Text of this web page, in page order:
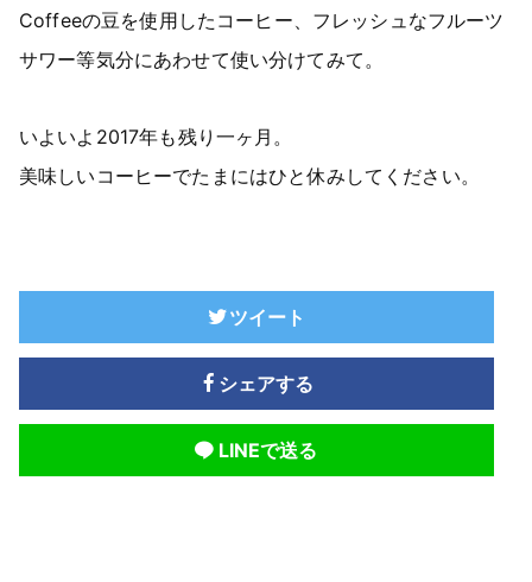
Coffeeの豆を使用したコーヒー、フレッシュなフルーツ
サワー等気分にあわせて使い分けてみて。
いよいよ2017年も残り一ヶ月。
美味しいコーヒーでたまにはひと休みしてください。
ツイート
シェアする
LINEで送る